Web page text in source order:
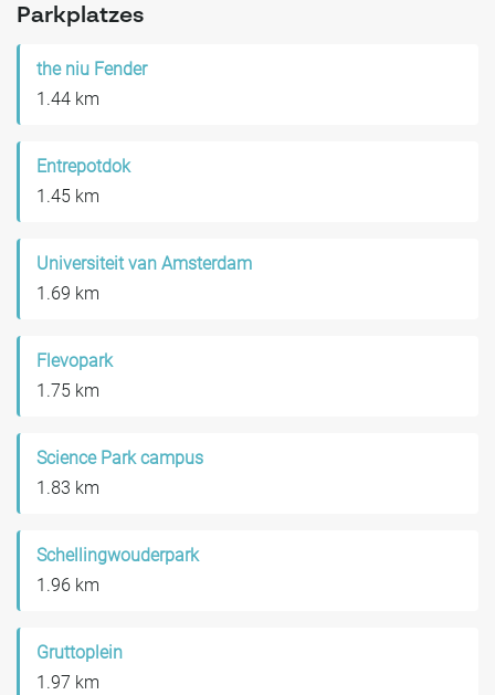
Parkplatzes
the niu Fender
1.44 km
Entrepotdok
1.45 km
Universiteit van Amsterdam
1.69 km
Flevopark
1.75 km
Science Park campus
1.83 km
Schellingwouderpark
1.96 km
Gruttoplein
1.97 km